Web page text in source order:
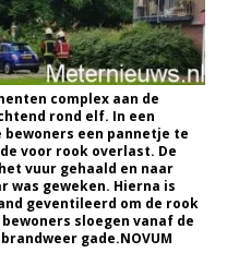
complex aan de
rond elf. In een
bewoners een pannetje te
voor rook overlast. De
vuur gehaald en naar
was geweken. Hierna is
geventileerd om de rook
sloegen vanaf de
gade.NOVUM